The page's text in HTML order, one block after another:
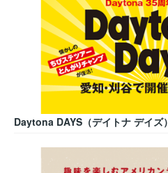
Daytona DAYS（デイトナ デイズ）